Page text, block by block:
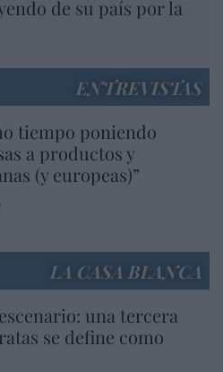
de su país por la
ENTREVISTAS
tiempo poniendo
a productos y
(y europeas)”
LA CASA BLANCA
una tercera
se define como